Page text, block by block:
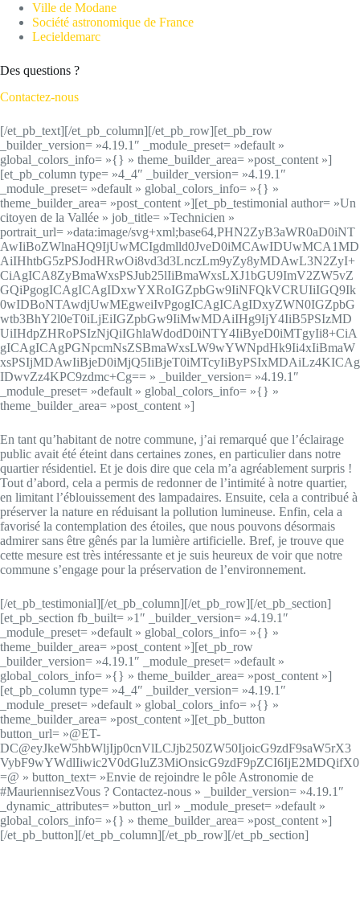
Ville de Modane
Société astronomique de France
Lecieldemarc
Des questions ?
Contactez-nous
[/et_pb_text][/et_pb_column][/et_pb_row][et_pb_row
_builder_version= »4.19.1″ _module_preset= »default »
global_colors_info= »{} » theme_builder_area= »post_content »]
[et_pb_column type= »4_4″ _builder_version= »4.19.1″
_module_preset= »default » global_colors_info= »{} »
theme_builder_area= »post_content »][et_pb_testimonial author= »Un
citoyen de la Vallée » job_title= »Technicien »
portrait_url= »data:image/svg+xml;base64,PHN2ZyB3aWR0aD0iNT
AwIiBoZWlnaHQ9IjUwMCIgdmlld0JveD0iMCAwIDUwMCA1MD
AiIHhtbG5zPSJodHRwOi8vd3d3LnczLm9yZy8yMDAwL3N2ZyI+
CiAgICA8ZyBmaWxsPSJub25lIiBmaWxsLXJ1bGU9ImV2ZW5vZ
GQiPgogICAgICAgIDxwYXRoIGZpbGw9IiNFQkVCRUIiIGQ9Ik
0wIDBoNTAwdjUwMEgweiIvPgogICAgICAgIDxyZWN0IGZpbG
wtb3BhY2l0eT0iLjEiIGZpbGw9IiMwMDAiIHg9IjY4IiB5PSIzMD
UiIHdpZHRoPSIzNjQiIGhlaWdodD0iNTY4IiByeD0iMTgyIi8+CiA
gICAgICAgPGNpcmNsZSBmaWxsLW9wYWNpdHk9Ii4xIiBmaW
xsPSIjMDAwIiBjeD0iMjQ5IiBjeT0iMTcyIiByPSIxMDAiLz4KICAg
IDwvZz4KPC9zdmc+Cg== » _builder_version= »4.19.1″
_module_preset= »default » global_colors_info= »{} »
theme_builder_area= »post_content »]
En tant qu’habitant de notre commune, j’ai remarqué que l’éclairage
public avait été éteint dans certaines zones, en particulier dans notre
quartier résidentiel. Et je dois dire que cela m’a agréablement surpris !
Tout d’abord, cela a permis de redonner de l’intimité à notre quartier,
en limitant l’éblouissement des lampadaires. Ensuite, cela a contribué à
préserver la nature en réduisant la pollution lumineuse. Enfin, cela a
favorisé la contemplation des étoiles, que nous pouvons désormais
admirer sans être gênés par la lumière artificielle. Bref, je trouve que
cette mesure est très intéressante et je suis heureux de voir que notre
commune s’engage pour la préservation de l’environnement.
[/et_pb_testimonial][/et_pb_column][/et_pb_row][/et_pb_section]
[et_pb_section fb_built= »1″ _builder_version= »4.19.1″
_module_preset= »default » global_colors_info= »{} »
theme_builder_area= »post_content »][et_pb_row
_builder_version= »4.19.1″ _module_preset= »default »
global_colors_info= »{} » theme_builder_area= »post_content »]
[et_pb_column type= »4_4″ _builder_version= »4.19.1″
_module_preset= »default » global_colors_info= »{} »
theme_builder_area= »post_content »][et_pb_button
button_url= »@ET-
DC@eyJkeW5hbWljIjp0cnVlLCJjb250ZW50IjoicG9zdF9saW5rX3
VybF9wYWdlIiwic2V0dGluZ3MiOnsicG9zdF9pZCI6IjE2MDQifX0
=@ » button_text= »Envie de rejoindre le pôle Astronomie de
#MauriennisezVous ? Contactez-nous » _builder_version= »4.19.1″
_dynamic_attributes= »button_url » _module_preset= »default »
global_colors_info= »{} » theme_builder_area= »post_content »]
[/et_pb_button][/et_pb_column][/et_pb_row][/et_pb_section]